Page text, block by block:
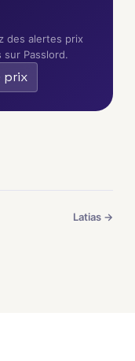
des alertes prix
sur Passlord.
prix
Latias →